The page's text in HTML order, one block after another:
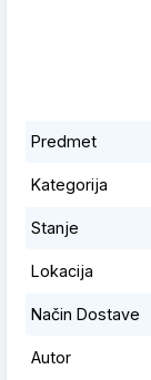
Predmet
Kategorija
Stanje
Lokacija
Način Dostave
Autor